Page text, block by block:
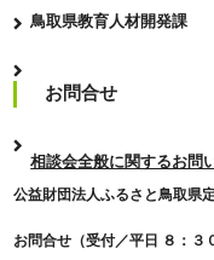
鳥取県教育人材開
お問合せ
相談会全般に関するお問
公益財団法人ふるさと鳥取県
お問合せ（受付／平日 ８：３